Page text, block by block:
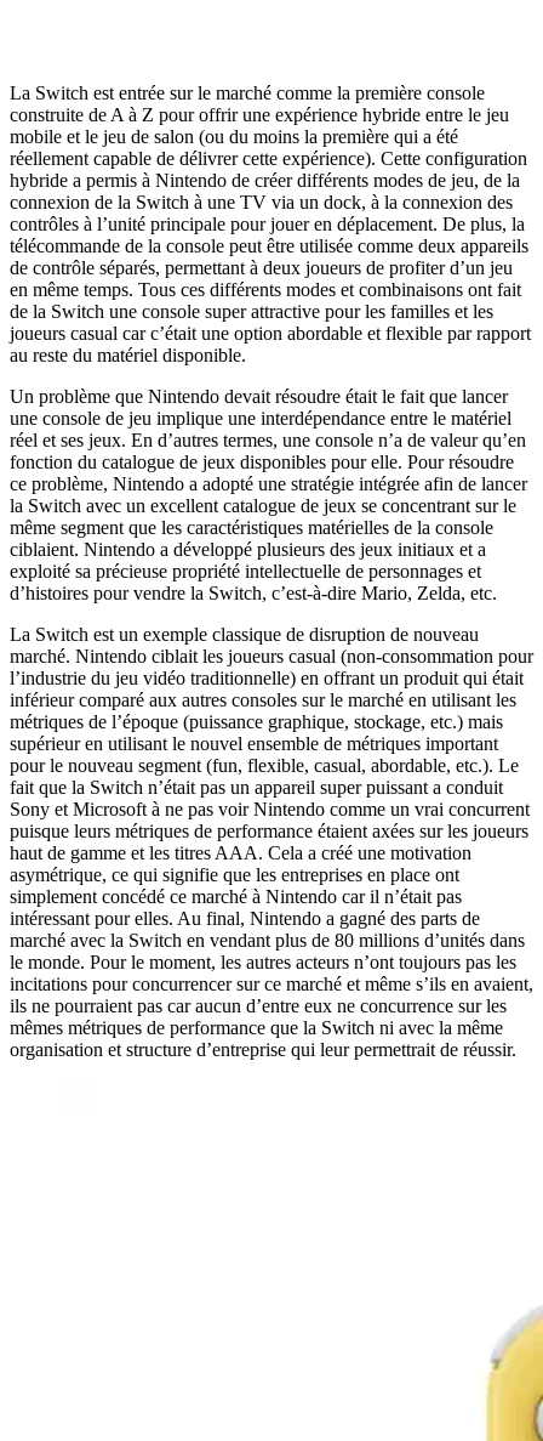
La Switch est entrée sur le marché comme la première console
construite de A à Z pour offrir une expérience hybride entre le jeu
mobile et le jeu de salon (ou du moins la première qui a été
réellement capable de délivrer cette expérience). Cette configuration
hybride a permis à Nintendo de créer différents modes de jeu, de la
connexion de la Switch à une TV via un dock, à la connexion des
contrôles à l’unité principale pour jouer en déplacement. De plus, la
télécommande de la console peut être utilisée comme deux appareils
de contrôle séparés, permettant à deux joueurs de profiter d’un jeu
en même temps. Tous ces différents modes et combinaisons ont fait
de la Switch une console super attractive pour les familles et les
joueurs casual car c’était une option abordable et flexible par rapport
au reste du matériel disponible.
Un problème que Nintendo devait résoudre était le fait que lancer
une console de jeu implique une interdépendance entre le matériel
réel et ses jeux. En d’autres termes, une console n’a de valeur qu’en
fonction du catalogue de jeux disponibles pour elle. Pour résoudre
ce problème, Nintendo a adopté une stratégie intégrée afin de lancer
la Switch avec un excellent catalogue de jeux se concentrant sur le
même segment que les caractéristiques matérielles de la console
ciblaient. Nintendo a développé plusieurs des jeux initiaux et a
exploité sa précieuse propriété intellectuelle de personnages et
d’histoires pour vendre la Switch, c’est-à-dire Mario, Zelda, etc.
La Switch est un exemple classique de disruption de nouveau
marché. Nintendo ciblait les joueurs casual (non-consommation pour
l’industrie du jeu vidéo traditionnelle) en offrant un produit qui était
inférieur comparé aux autres consoles sur le marché en utilisant les
métriques de l’époque (puissance graphique, stockage, etc.) mais
supérieur en utilisant le nouvel ensemble de métriques important
pour le nouveau segment (fun, flexible, casual, abordable, etc.). Le
fait que la Switch n’était pas un appareil super puissant a conduit
Sony et Microsoft à ne pas voir Nintendo comme un vrai concurrent
puisque leurs métriques de performance étaient axées sur les joueurs
haut de gamme et les titres AAA. Cela a créé une motivation
asymétrique, ce qui signifie que les entreprises en place ont
simplement concédé ce marché à Nintendo car il n’était pas
intéressant pour elles. Au final, Nintendo a gagné des parts de
marché avec la Switch en vendant plus de 80 millions d’unités dans
le monde. Pour le moment, les autres acteurs n’ont toujours pas les
incitations pour concurrencer sur ce marché et même s’ils en avaient,
ils ne pourraient pas car aucun d’entre eux ne concurrence sur les
mêmes métriques de performance que la Switch ni avec la même
organisation et structure d’entreprise qui leur permettrait de réussir.